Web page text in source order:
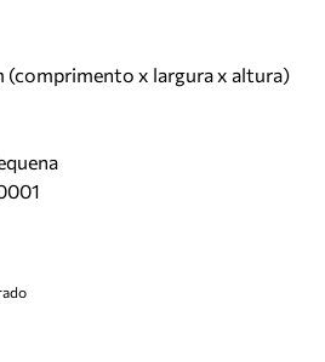
(comprimento x largura x altura)